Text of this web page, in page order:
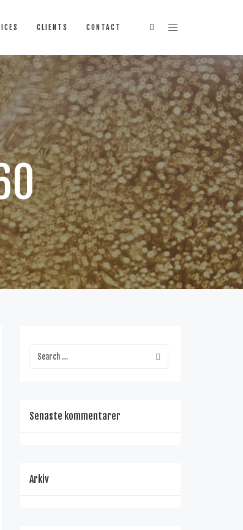
CLIENTS CONTACT
Senaste kommentarer
Arkiv